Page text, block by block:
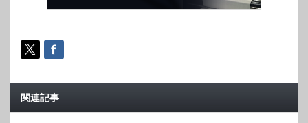
関連記事